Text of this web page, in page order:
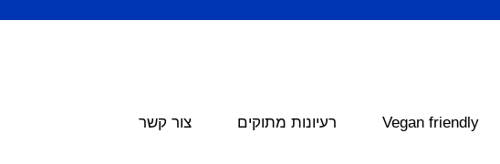
Vegan friendly רעיונות מתוקים צור קשר